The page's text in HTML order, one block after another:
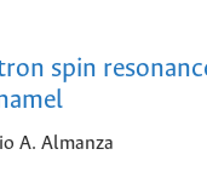
spin
A. Almanza